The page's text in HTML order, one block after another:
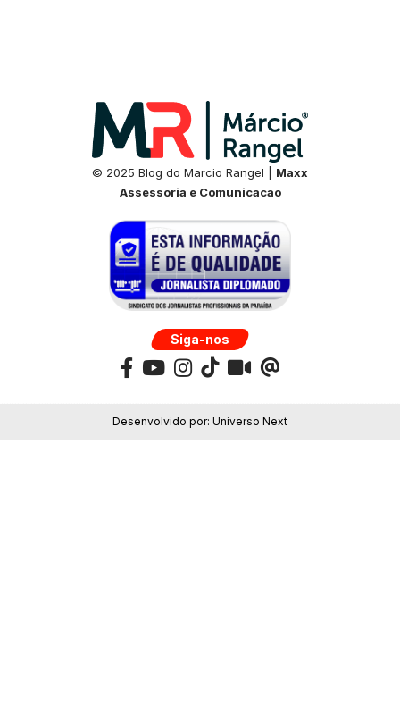
© 2025 Blog do Marcio Rangel | Maxx
Assessoria e Comunicacao
Siga-nos
Desenvolvido por: Universo Next